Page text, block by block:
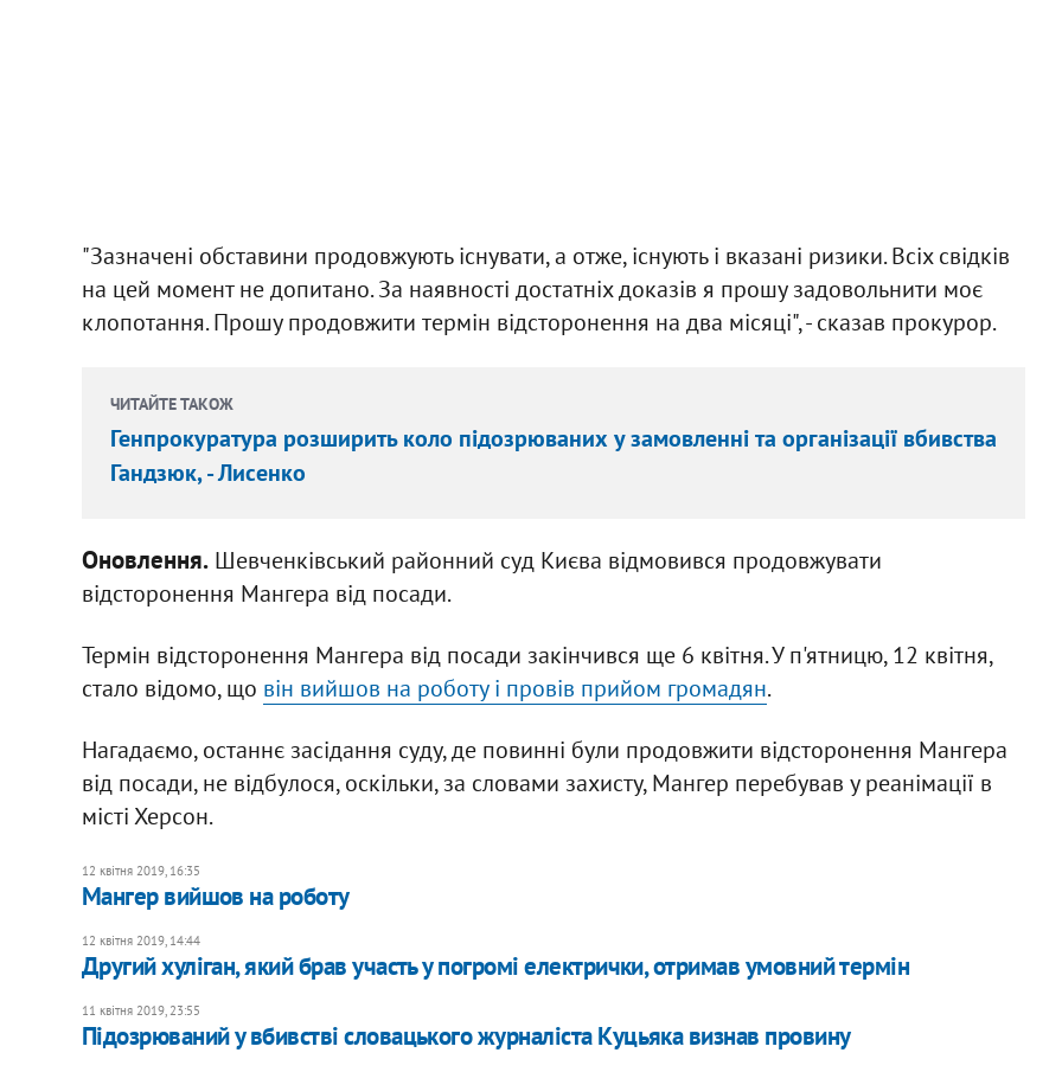
"Зазначені обставини продовжують існувати, а отже, існують і вказані ризики. Всіх свідків
на цей момент не допитано. За наявності достатніх доказів я прошу задовольнити моє
клопотання. Прошу продовжити термін відсторонення на два місяці", - сказав прокурор.
ЧИТАЙТЕ ТАКОЖ
Генпрокуратура розширить коло підозрюваних у замовленні та організації вбивства
Гандзюк, - Лисенко
Оновлення.Шевченківський районний суд Києва відмовився продовжувати
відсторонення Мангера від посади.
Термін відсторонення Мангера від посади закінчився ще 6 квітня. У п'ятницю, 12 квітня,
стало відомо, що він вийшов на роботу і провів прийом громадян.
Нагадаємо, останнє засідання суду, де повинні були продовжити відсторонення Мангера
від посади, не відбулося, оскільки, за словами захисту, Мангер перебував у реанімації в
місті Херсон.
12 квітня 2019, 16:35
Мангер вийшов на роботу
12 квітня 2019, 14:44
Другий хуліган, який брав участь у погромі електрички, отримав умовний термін
11 квітня 2019, 23:55
Підозрюваний у вбивстві словацького журналіста Куцьяка визнав провину